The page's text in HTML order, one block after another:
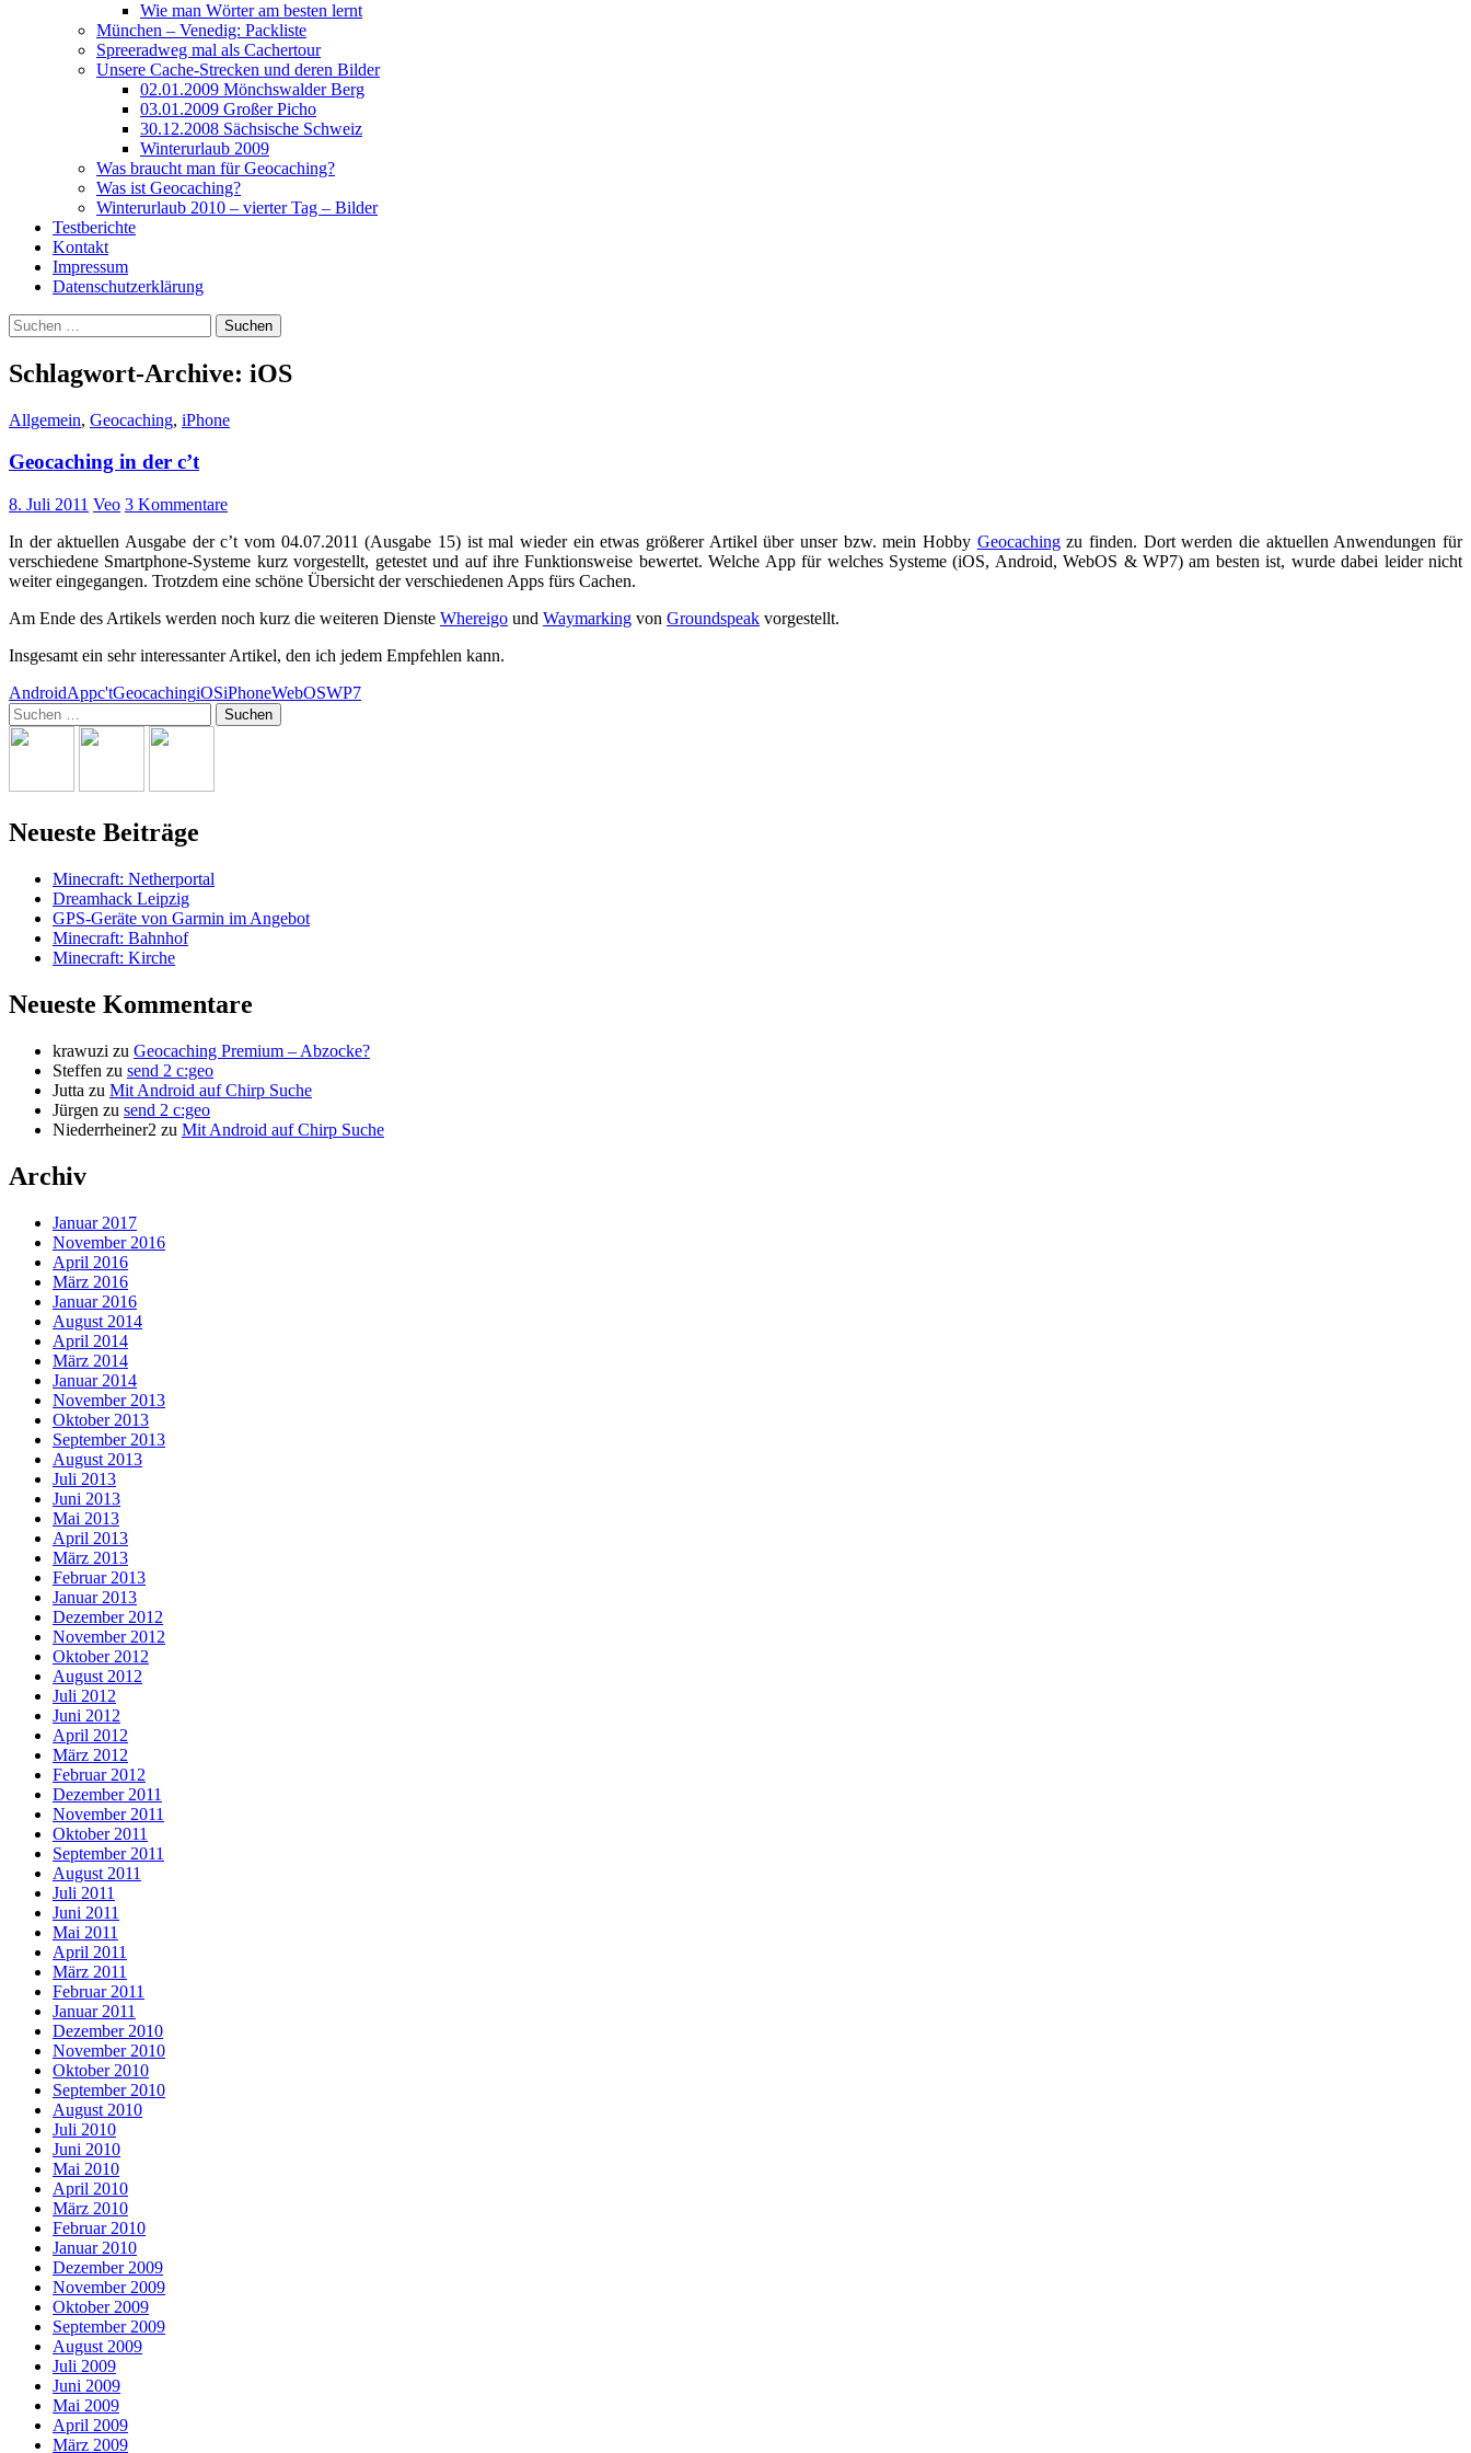
Wie man Wörter am besten lernt
München – Venedig: Packliste
Spreeradweg mal als Cachertour
Unsere Cache-Strecken und deren Bilder
02.01.2009 Mönchswalder Berg
03.01.2009 Großer Picho
30.12.2008 Sächsische Schweiz
Winterurlaub 2009
Was braucht man für Geocaching?
Was ist Geocaching?
Winterurlaub 2010 – vierter Tag – Bilder
Testberichte
Kontakt
Impressum
Datenschutzerklärung
Suchen
nach:
Schlagwort-Archive: iOS
Allgemein, Geocaching, iPhone
Geocaching in der c’t
8. Juli 2011 Veo 3 Kommentare
In der aktuellen Ausgabe der c’t vom 04.07.2011 (Ausgabe 15) ist mal wieder ein etwas größerer Artikel über unser bzw. mein Hobby Geocachingzu finden. Dort werden die aktuellen Anwendungen für
verschiedene Smartphone-Systeme kurz vorgestellt, getestet und auf ihre Funktionsweise bewertet. Welche App für welches Systeme (iOS, Android, WebOS & WP7) am besten ist, wurde dabei leider nicht
weiter eingegangen. Trotzdem eine schöne Übersicht der verschiedenen Apps fürs Cachen.
Am Ende des Artikels werden noch kurz die weiteren Dienste Whereigo und Waymarking von Groundspeak vorgestellt.
Insgesamt ein sehr interessanter Artikel, den ich jedem Empfehlen kann.
AndroidAppc'tGeocachingiOSiPhoneWebOSWP7
Suchen
nach:
Neueste Beiträge
Minecraft: Netherportal
Dreamhack Leipzig
GPS-Geräte von Garmin im Angebot
Minecraft: Bahnhof
Minecraft: Kirche
Neueste Kommentare
krawuzi zu Geocaching Premium – Abzocke?
Steffen zu send 2 c:geo
Jutta zu Mit Android auf Chirp Suche
Jürgen zu send 2 c:geo
Niederrheiner2 zu Mit Android auf Chirp Suche
Archiv
Januar 2017
November 2016
April 2016
März 2016
Januar 2016
August 2014
April 2014
März 2014
Januar 2014
November 2013
Oktober 2013
September 2013
August 2013
Juli 2013
Juni 2013
Mai 2013
April 2013
März 2013
Februar 2013
Januar 2013
Dezember 2012
November 2012
Oktober 2012
August 2012
Juli 2012
Juni 2012
April 2012
März 2012
Februar 2012
Dezember 2011
November 2011
Oktober 2011
September 2011
August 2011
Juli 2011
Juni 2011
Mai 2011
April 2011
März 2011
Februar 2011
Januar 2011
Dezember 2010
November 2010
Oktober 2010
September 2010
August 2010
Juli 2010
Juni 2010
Mai 2010
April 2010
März 2010
Februar 2010
Januar 2010
Dezember 2009
November 2009
Oktober 2009
September 2009
August 2009
Juli 2009
Juni 2009
Mai 2009
April 2009
März 2009